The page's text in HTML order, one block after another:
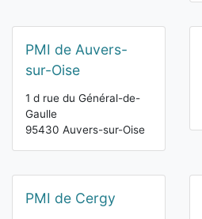
PMI de Auvers-
sur-Oise
1 d rue du Général-de-
Gaulle
95430 Auvers-sur-Oise
PMI de Cergy